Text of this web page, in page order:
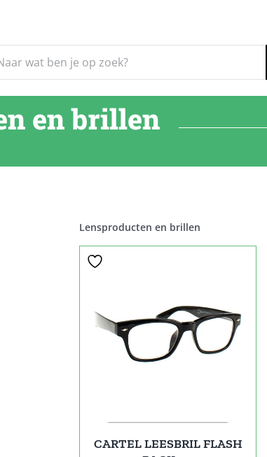
en brillen
Lensproducten en brillen
CARTEL LEESBRIL FLASH